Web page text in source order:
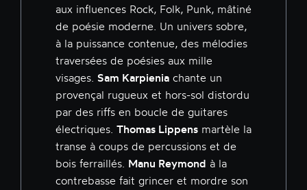
aux influences Rock, Folk, Punk, mâtiné
de poésie moderne. Un univers sobre,
à la puissance contenue, des mélodies
traversées de poésies aux mille
visages. Sam Karpienia chante un
provençal rugueux et hors-sol distordu
par des riffs en boucle de guitares
électriques. Thomas Lippens martèle la
transe à coups de percussions et de
bois ferraillés. Manu Reymond à la
contrebasse fait grincer et mordre son